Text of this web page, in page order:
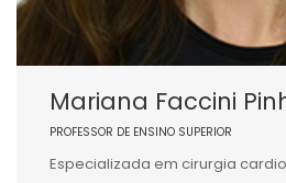
Mariana Faccini
PROFESSOR DE ENSINO SUPERIOR
Especializada em cirurgia